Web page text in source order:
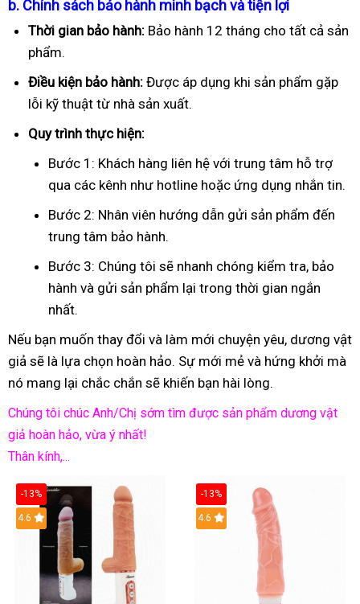
b. Chính sách bảo hành minh bạch và tiện lợi
Thời gian bảo hành: Bảo hành 12 tháng cho tất cả sản
phẩm.
Điều kiện bảo hành: Được áp dụng khi sản phẩm gặp
lỗi kỹ thuật từ nhà sản xuất.
Quy trình thực hiện:
Bước 1: Khách hàng liên hệ với trung tâm hỗ trợ
qua các kênh như hotline hoặc ứng dụng nhắn tin.
Bước 2: Nhân viên hướng dẫn gửi sản phẩm đến
trung tâm bảo hành.
Bước 3: Chúng tôi sẽ nhanh chóng kiểm tra, bảo
hành và gửi sản phẩm lại trong thời gian ngắn
nhất.
Nếu bạn muốn thay đổi và làm mới chuyện yêu, dương vật
giả sẽ là lựa chọn hoàn hảo. Sự mới mẻ và hứng khởi mà
nó mang lại chắc chắn sẽ khiến bạn hài lòng.
Chúng tôi chúc Anh/Chị sớm tìm được sản phẩm dương vật
giả hoàn hảo, vừa ý nhất!
Thân kính,...
-13%
Hot
4.6
-13%
Hot
4.6